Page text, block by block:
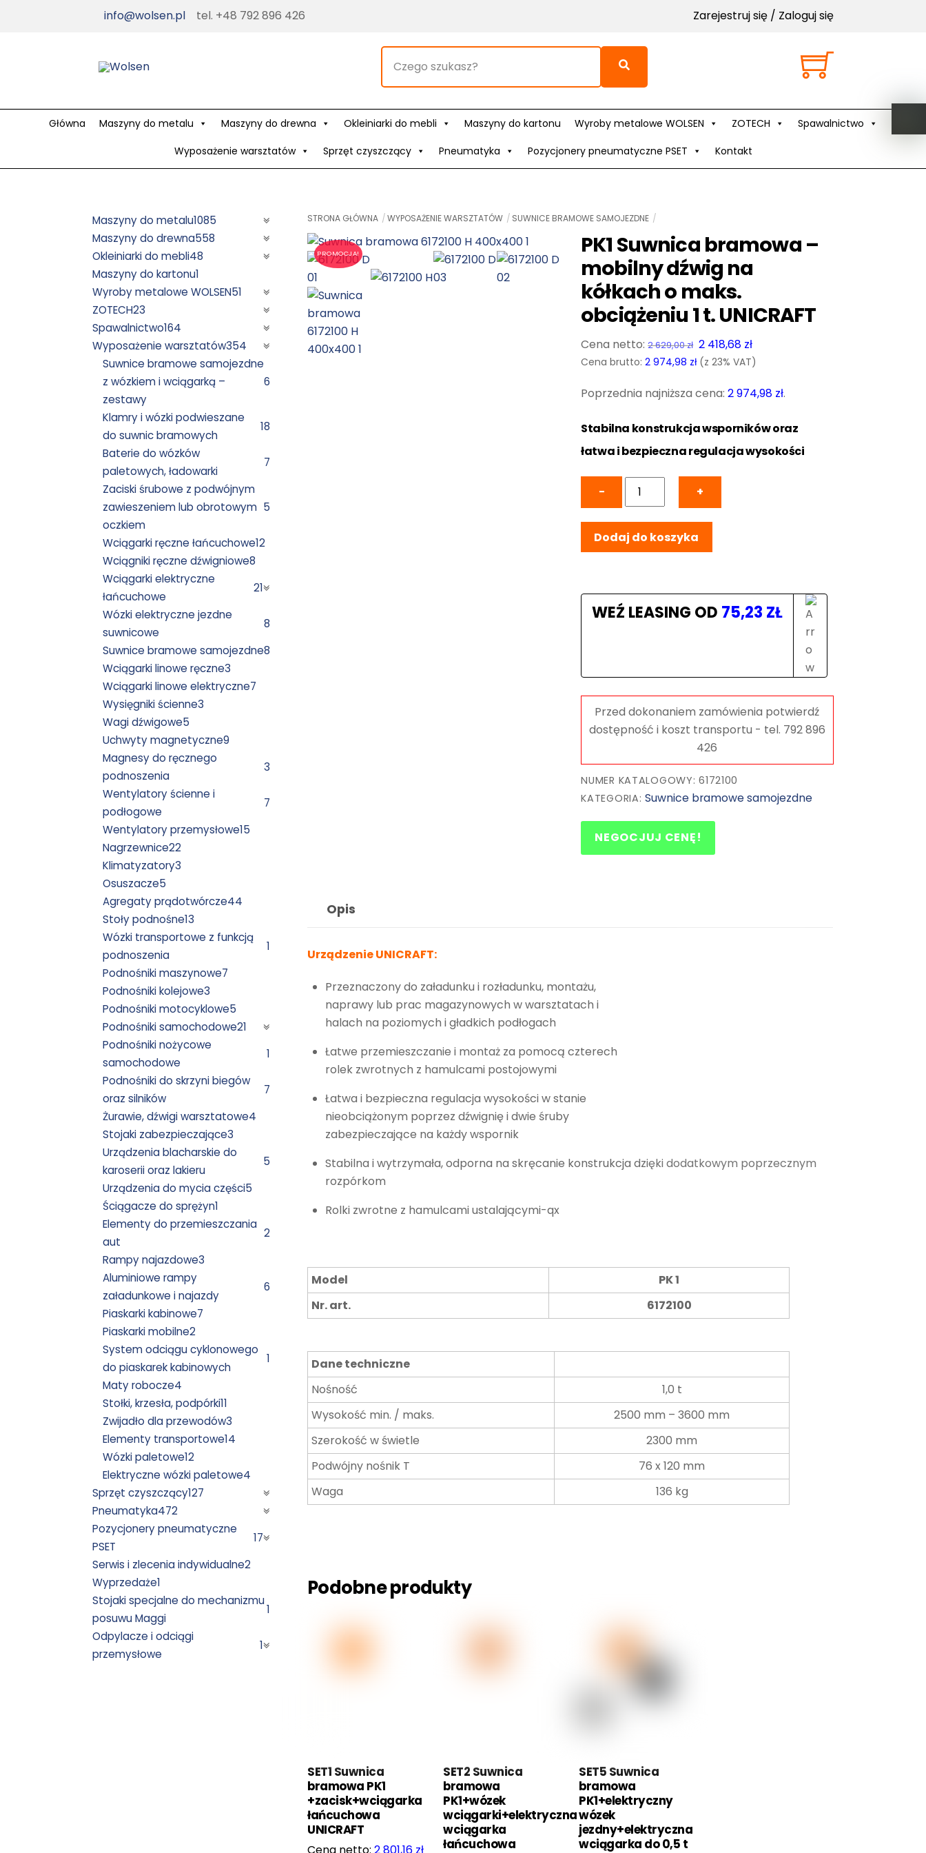
info@wolsen.pl tel. +48 792 896 426 Zarejestruj się / Zaloguj się
Cart
Główna Maszyny do metalu Maszyny do drewna Okleiniarki do mebli Maszyny do kartonu Wyroby metalowe WOLSEN ZOTECH
Spawalnictwo
Wyposażenie warsztatów
Sprzęt czyszczący Pneumatyka Pozycjonery pneumatyczne PSET Kontakt
STRONA GŁÓWNA WYPOSAŻENIE WARSZTATÓW SUWNICE BRAMOWE SAMOJEZDNE
PROMOCJA!
PK1 Suwnica bramowa –
mobilny dźwig na
kółkach o maks.
obciążeniu 1 t. UNICRAFT
2 629,00zł Pierwotna
cena
2
2 418,68 złAktualna
cena
2
Cena brutto:2 974,98 zł(z 23% VAT)
Poprzednia najniższa cena:2 974,98 zł.
Stabilna konstrukcja wsporników oraz
łatwa i bezpieczna regulacja wysokości
−
ilość
PK1
Suwnica
bramowa
-
dźwig
na
obciążeniu
1
t.
UNICRAFT
+
Dodaj do koszyka
WEŹ LEASING OD 75,23 ZŁ
NUMER KATALOGOWY: 6172100
KATEGORIA:Suwnice bramowe samojezdne
NEGOCJUJ CENĘ!
Opis
Urządzenie UNICRAFT:
Przeznaczony do załadunku i rozładunku, montażu,
naprawy lub prac magazynowych w warsztatach i
halach na poziomych i gładkich podłogach
Łatwe przemieszczanie i montaż za pomocą czterech
rolek zwrotnych z hamulcami postojowymi
Łatwa i bezpieczna regulacja wysokości w stanie
nieobciążonym poprzez dźwignię i dwie śruby
zabezpieczające na każdy wspornik
Stabilna i wytrzymała, odporna na skręcanie konstrukcja dzięki dodatkowym poprzecznym
rozpórkom
Rolki zwrotne z hamulcami ustalającymi-qx
Model
PK 1
Nr. art.
6172100
Dane techniczne
Nośność
1,0 t
Wysokość min. / maks.
2500 mm – 3600 mm
Szerokość w świetle
2300 mm
Podwójny nośnik T
76 x 120 mm
Waga
136 kg
Podobne produkty
SET1 Suwnica
bramowa PK1
+zacisk+wciągarka
łańcuchowa
UNICRAFT
2 801,16 zł
SET2 Suwnica
bramowa
PK1+wózek
wciągarki+elektryczna
wciągarka
łańcuchowa
SET5 Suwnica
bramowa
PK1+elektryczny
wózek
jezdny+elektryczna
wciągarka do 0,5 t
Maszyny do metalu1085
Maszyny do drewna558
Okleiniarki do mebli48
Maszyny do kartonu1
Wyroby metalowe WOLSEN51
ZOTECH23
Spawalnictwo164
Wyposażenie warsztatów354
Suwnice bramowe samojezdne
z wózkiem i wciągarką –
zestawy
6
Klamry i wózki podwieszane
do suwnic bramowych
18
Baterie do wózków
paletowych, ładowarki
7
Zaciski śrubowe z podwójnym
zawieszeniem lub obrotowym
oczkiem
5
Wciągarki ręczne łańcuchowe12
Wciągniki ręczne dźwigniowe8
Wciągarki elektryczne
łańcuchowe
21
Wózki elektryczne jezdne
suwnicowe
8
Suwnice bramowe samojezdne8
Wciągarki linowe ręczne3
Wciągarki linowe elektryczne7
Wysięgniki ścienne3
Wagi dźwigowe5
Uchwyty magnetyczne9
Magnesy do ręcznego
podnoszenia
3
Wentylatory ścienne i
podłogowe
7
Wentylatory przemysłowe15
Nagrzewnice22
Klimatyzatory3
Osuszacze5
Agregaty prądotwórcze44
Stoły podnośne13
Wózki transportowe z funkcją
podnoszenia
1
Podnośniki maszynowe7
Podnośniki kolejowe3
Podnośniki motocyklowe5
Podnośniki samochodowe21
Podnośniki nożycowe
samochodowe
1
Podnośniki do skrzyni biegów
oraz silników
7
Żurawie, dźwigi warsztatowe4
Stojaki zabezpieczające3
Urządzenia blacharskie do
karoserii oraz lakieru
5
Urządzenia do mycia części5
Ściągacze do sprężyn1
Elementy do przemieszczania
aut
2
Rampy najazdowe3
Aluminiowe rampy
załadunkowe i najazdy
6
Piaskarki kabinowe7
Piaskarki mobilne2
System odciągu cyklonowego
do piaskarek kabinowych
1
Maty robocze4
Stołki, krzesła, podpórki11
Zwijadło dla przewodów3
Elementy transportowe14
Wózki paletowe12
Elektryczne wózki paletowe4
Sprzęt czyszczący127
Pneumatyka472
Pozycjonery pneumatyczne
PSET
17
Serwis i zlecenia indywidualne2
Wyprzedaże1
Stojaki specjalne do mechanizmu
posuwu Maggi
1
Odpylacze i odciągi
przemysłowe
1